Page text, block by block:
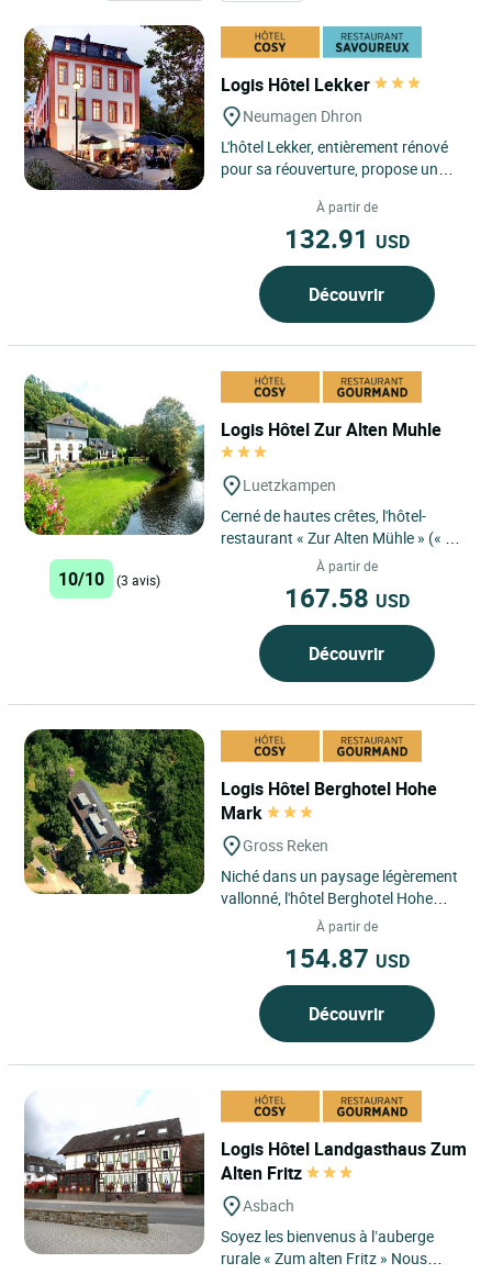
Logis Hôtel Lekker
Neumagen Dhron
L'hôtel Lekker, entièrement rénové
pour sa réouverture, propose un
dans un environnement...
À partir de
132.91 USD
Découvrir
Logis Hôtel Zur Alten Muhle
Luetzkampen
Cerné de hautes crêtes, l'hôtel-
restaurant « Zur Alten Mühle » (« Au
vieux moulin ») se situe à même le
10/10 (3 avis)
À partir de
167.58 USD
Découvrir
Logis Hôtel Berghotel Hohe
Mark
Gross Reken
Niché dans un paysage légèrement
vallonné, l'hôtel Berghotel Hohe
Mark à Gross Reken offre une
À partir de
154.87 USD
Découvrir
Logis Hôtel Landgasthaus Zum
Alten Fritz
Asbach
Soyez les bienvenus à l’auberge
rurale « Zum alten Fritz » Nous